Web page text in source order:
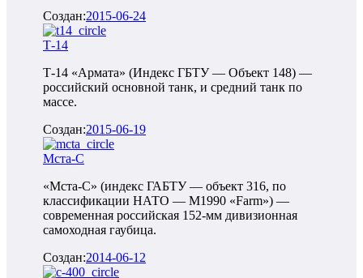
Создан:2015-06-24
Т-14
Т-14 «Армата» (Индекс ГБТУ — Объект 148) —
российский основной танк, и средний танк по
массе.
Создан:2015-06-19
Мста-С
«Мста-С» (индекс ГАБТУ — объект 316, по
классификации НАТО — M1990 «Farm») —
современная российская 152-мм дивизионная
самоходная гаубица.
Создан:2014-06-12